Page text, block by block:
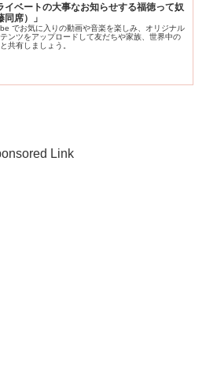
イベートの大事なお知らせする福徳って奴
同席）」
でお気に入りの動画や音楽を楽しみ、オリジナル
ンツをアップロードして友だちや家族、世界中の
共有しましょう。
Link